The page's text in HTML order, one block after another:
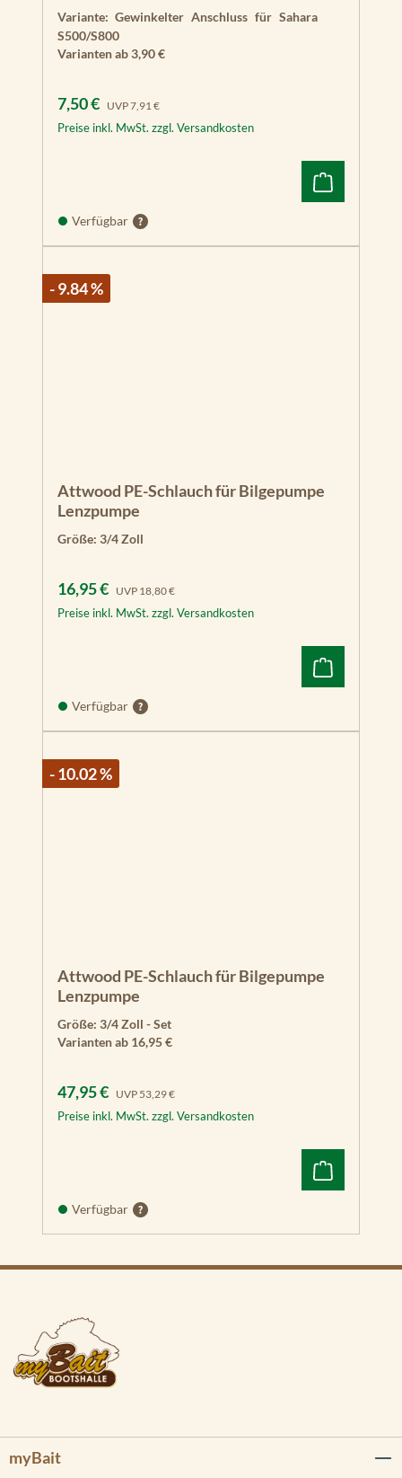
Variante: Gewinkelter Anschluss für Sahara
S500/S800
Varianten ab3,90 €
Verkaufspreis:
7,50 € UVPRegulärer Preis:
7,91 €
Preise inkl. MwSt. zzgl. Versandkosten
Verfügbar
- 9.84 %
Attwood PE-Schlauch für Bilgepumpe
Lenzpumpe
Größe: 3/4 Zoll
Verkaufspreis:
16,95 € UVP Regulärer Preis:
18,80 €
Preise inkl. MwSt. zzgl. Versandkosten
Verfügbar
- 10.02 %
Attwood PE-Schlauch für Bilgepumpe
Lenzpumpe
Größe: 3/4 Zoll - Set
Varianten ab 16,95 €
Verkaufspreis:
47,95 € UVP Regulärer Preis:
53,29 €
Preise inkl. MwSt. zzgl. Versandkosten
Verfügbar
myBait